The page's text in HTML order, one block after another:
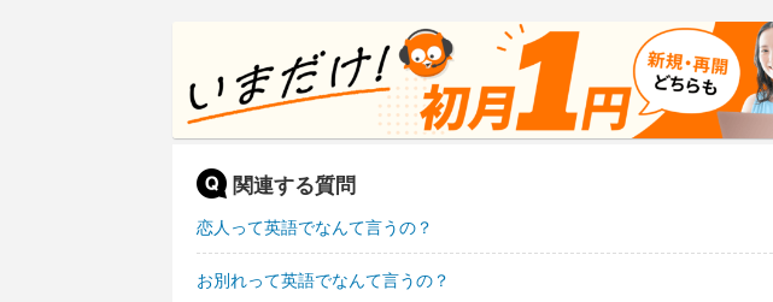
関連する質問
恋人って英語でなんて言うの？
お別れって英語でなんて言うの？